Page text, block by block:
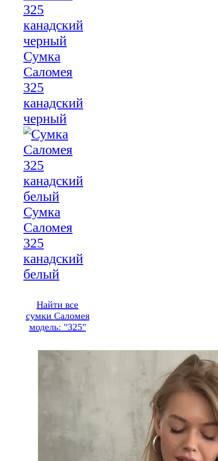
Сумка
Саломея
325
канадский
черный
Сумка
Саломея
325
канадский
белый
Найти все
сумки Саломея
модель: "325"